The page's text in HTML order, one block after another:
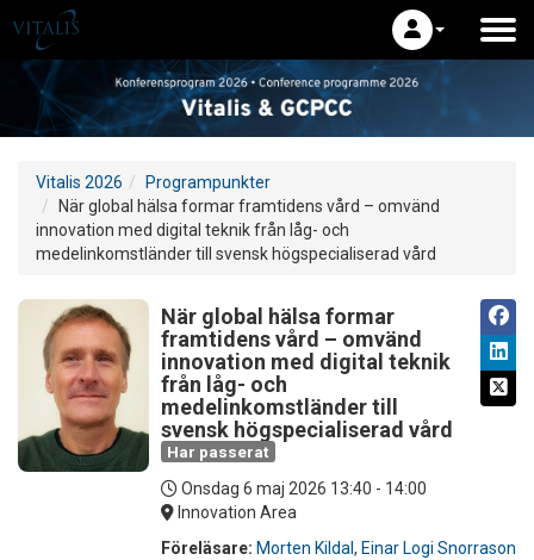
Vitalis 2026
Programpunkter
När global hälsa formar framtidens vård – omvänd
innovation med digital teknik från låg- och
medelinkomstländer till svensk högspecialiserad vård
När global hälsa formar
framtidens vård – omvänd
innovation med digital teknik
från låg- och
medelinkomstländer till
svensk högspecialiserad vård
Har passerat
Onsdag 6 maj 2026 13:40 - 14:00
Innovation Area
Föreläsare: Morten Kildal , Einar Logi Snorrason